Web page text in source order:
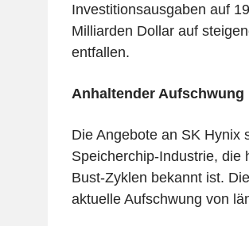
Investitionsausgaben auf
Milliarden Dollar auf
entfallen.
Anhaltender Aufschwung
Die Angebote an SK Hynix
Speicherchip-Industrie, die
Bust-Zyklen bekannt ist.
aktuelle Aufschwung von